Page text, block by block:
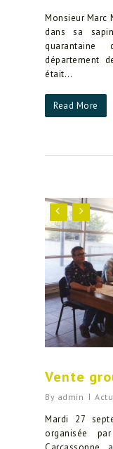
Monsieur Marc
dans sa
quarantaine
département
était…
Read More
Vente
By admin
Mardi 27
organisée